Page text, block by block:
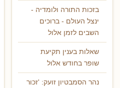
בזכות התורה ולומדיה -
ינצל העולם - ברוכים
השבים לזמן אלול
שאלות בענין תקיעת
שופר בחודש אלול
נהר הסמבטיון זועק: 'זכור